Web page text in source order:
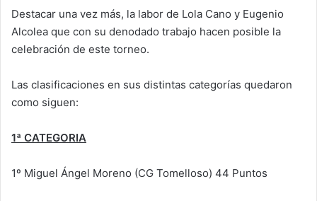
Destacar una vez más, la labor de Lola Cano y Eugenio
Alcolea que con su denodado trabajo hacen posible la
celebración de este torneo.
Las clasificaciones en sus distintas categorías quedaron
como siguen:
1ª CATEGORIA
1º Miguel Ángel Moreno (CG Tomelloso) 44 Puntos